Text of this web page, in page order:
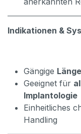
Indikationen &
Gängige
Geeignet für
Implantologie
Einheitliches
Handling